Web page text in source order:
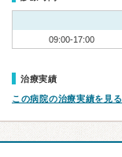
09:00-17:00
治療実績
この病院の治療実績を見る